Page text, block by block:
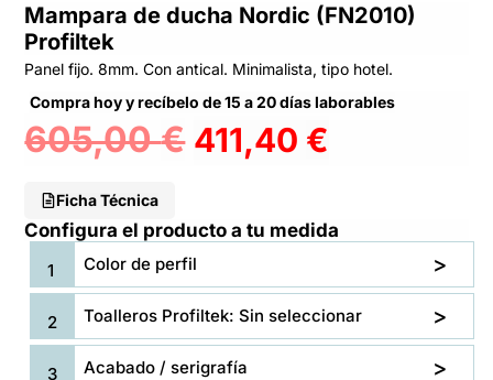
Mampara de ducha Nordic (FN2010)
Profiltek
Panel fijo. 8mm. Con antical. Minimalista, tipo hotel.
Compra hoy y recíbelo de 15 a 20 días laborables
605,00€ 411,40 €
Ficha Técnica
Configura el producto a tu medida
Color de perfil
Toalleros Profiltek: Sin seleccionar
Acabado / serigrafía